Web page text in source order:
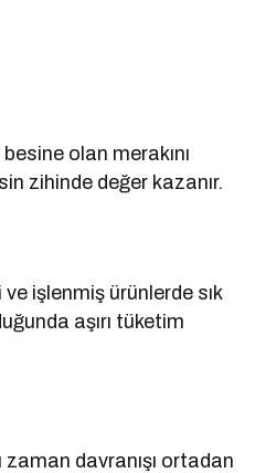
olan merakını
zihinde değer kazanır.
işlenmiş ürünlerde sık
aşırı tüketim
davranışı ortadan